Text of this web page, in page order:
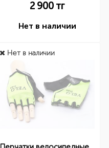
2 900 тг
Нет в наличии
Нет в наличии